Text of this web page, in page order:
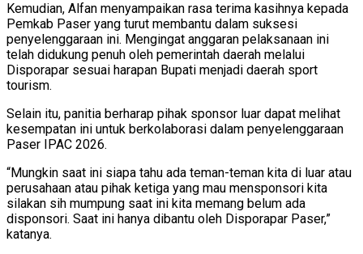
Kemudian, Alfan menyampaikan rasa terima kasihnya kepada
Pemkab Paser yang turut membantu dalam suksesi
penyelenggaraan ini. Mengingat anggaran pelaksanaan ini
telah didukung penuh oleh pemerintah daerah melalui
Disporapar sesuai harapan Bupati menjadi daerah sport
tourism.
Selain itu, panitia berharap pihak sponsor luar dapat melihat
kesempatan ini untuk berkolaborasi dalam penyelenggaraan
Paser IPAC 2026.
“Mungkin saat ini siapa tahu ada teman-teman kita di luar atau
perusahaan atau pihak ketiga yang mau mensponsori kita
silakan sih mumpung saat ini kita memang belum ada
disponsori. Saat ini hanya dibantu oleh Disporapar Paser,”
katanya.